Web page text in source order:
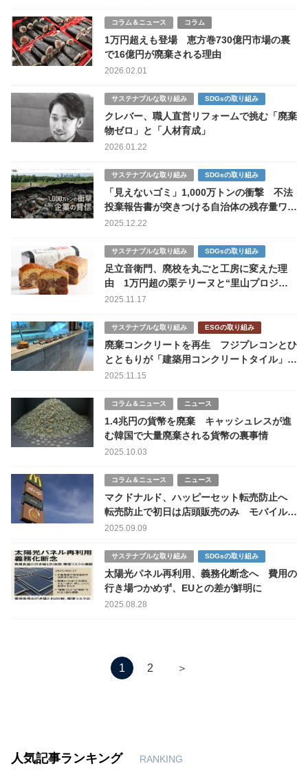
コラム＆ニュース コラム
1万円超えも登場 恵方巻730億円市場の裏
で16億円が廃棄される理由
2026.02.01
サステナブルな取り組み SDGsの取り組み
クレバー、職人直営リフォームで挑む「廃棄
物ゼロ」と「人材育成」
2026.01.22
サステナブルな取り組み SDGsの取り組み
「見えないゴミ」1,000万トンの衝撃 不法
投棄報告書が突きつける自治体の残存量ワー
ストランキング
2025.12.22
サステナブルな取り組み SDGsの取り組み
足立音衛門、廃校を丸ごと工房に変えた理
由 1万円超の栗テリーヌと“里山プロジェ
クト”の現在地
2025.11.17
サステナブルな取り組み ESGの取り組み
廃棄コンクリートを再生 フジプレコンとひ
とともりが「建築用コンクリートタイル」サ
イトを公開
2025.11.15
コラム＆ニュース ニュース
1.4兆円の貨幣を廃棄 キャッシュレスが進
む韓国で大量廃棄される貨幣の裏事情
2025.10.03
コラム＆ニュース ニュース
マクドナルド、ハッピーセット転売防止へ
転売防止で初日は店頭販売のみ モバイル注
文停止と購入制限を導入
2025.09.09
サステナブルな取り組み SDGsの取り組み
太陽光パネル再利用、義務化断念へ 費用の
行き場つかめず、EUとの差が鮮明に
2025.08.28
1 2 ＞
人気記事ランキング RANKING